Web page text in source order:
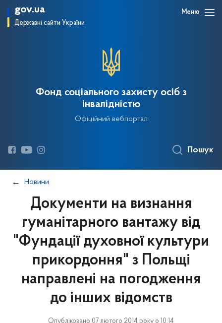
gov.ua
Державні сайти України
Меню
Фонд соціального захисту осіб з
інвалідністю
Офіційний вебпортал
Пошук
Новини
Документи на визнання
гуманітарного вантажу від
"Фундації духовної культури
прикордоння" з Польщі
направлені на погодження
до інших відомств
Опубліковано 07 лютого 2014 року о 10:14